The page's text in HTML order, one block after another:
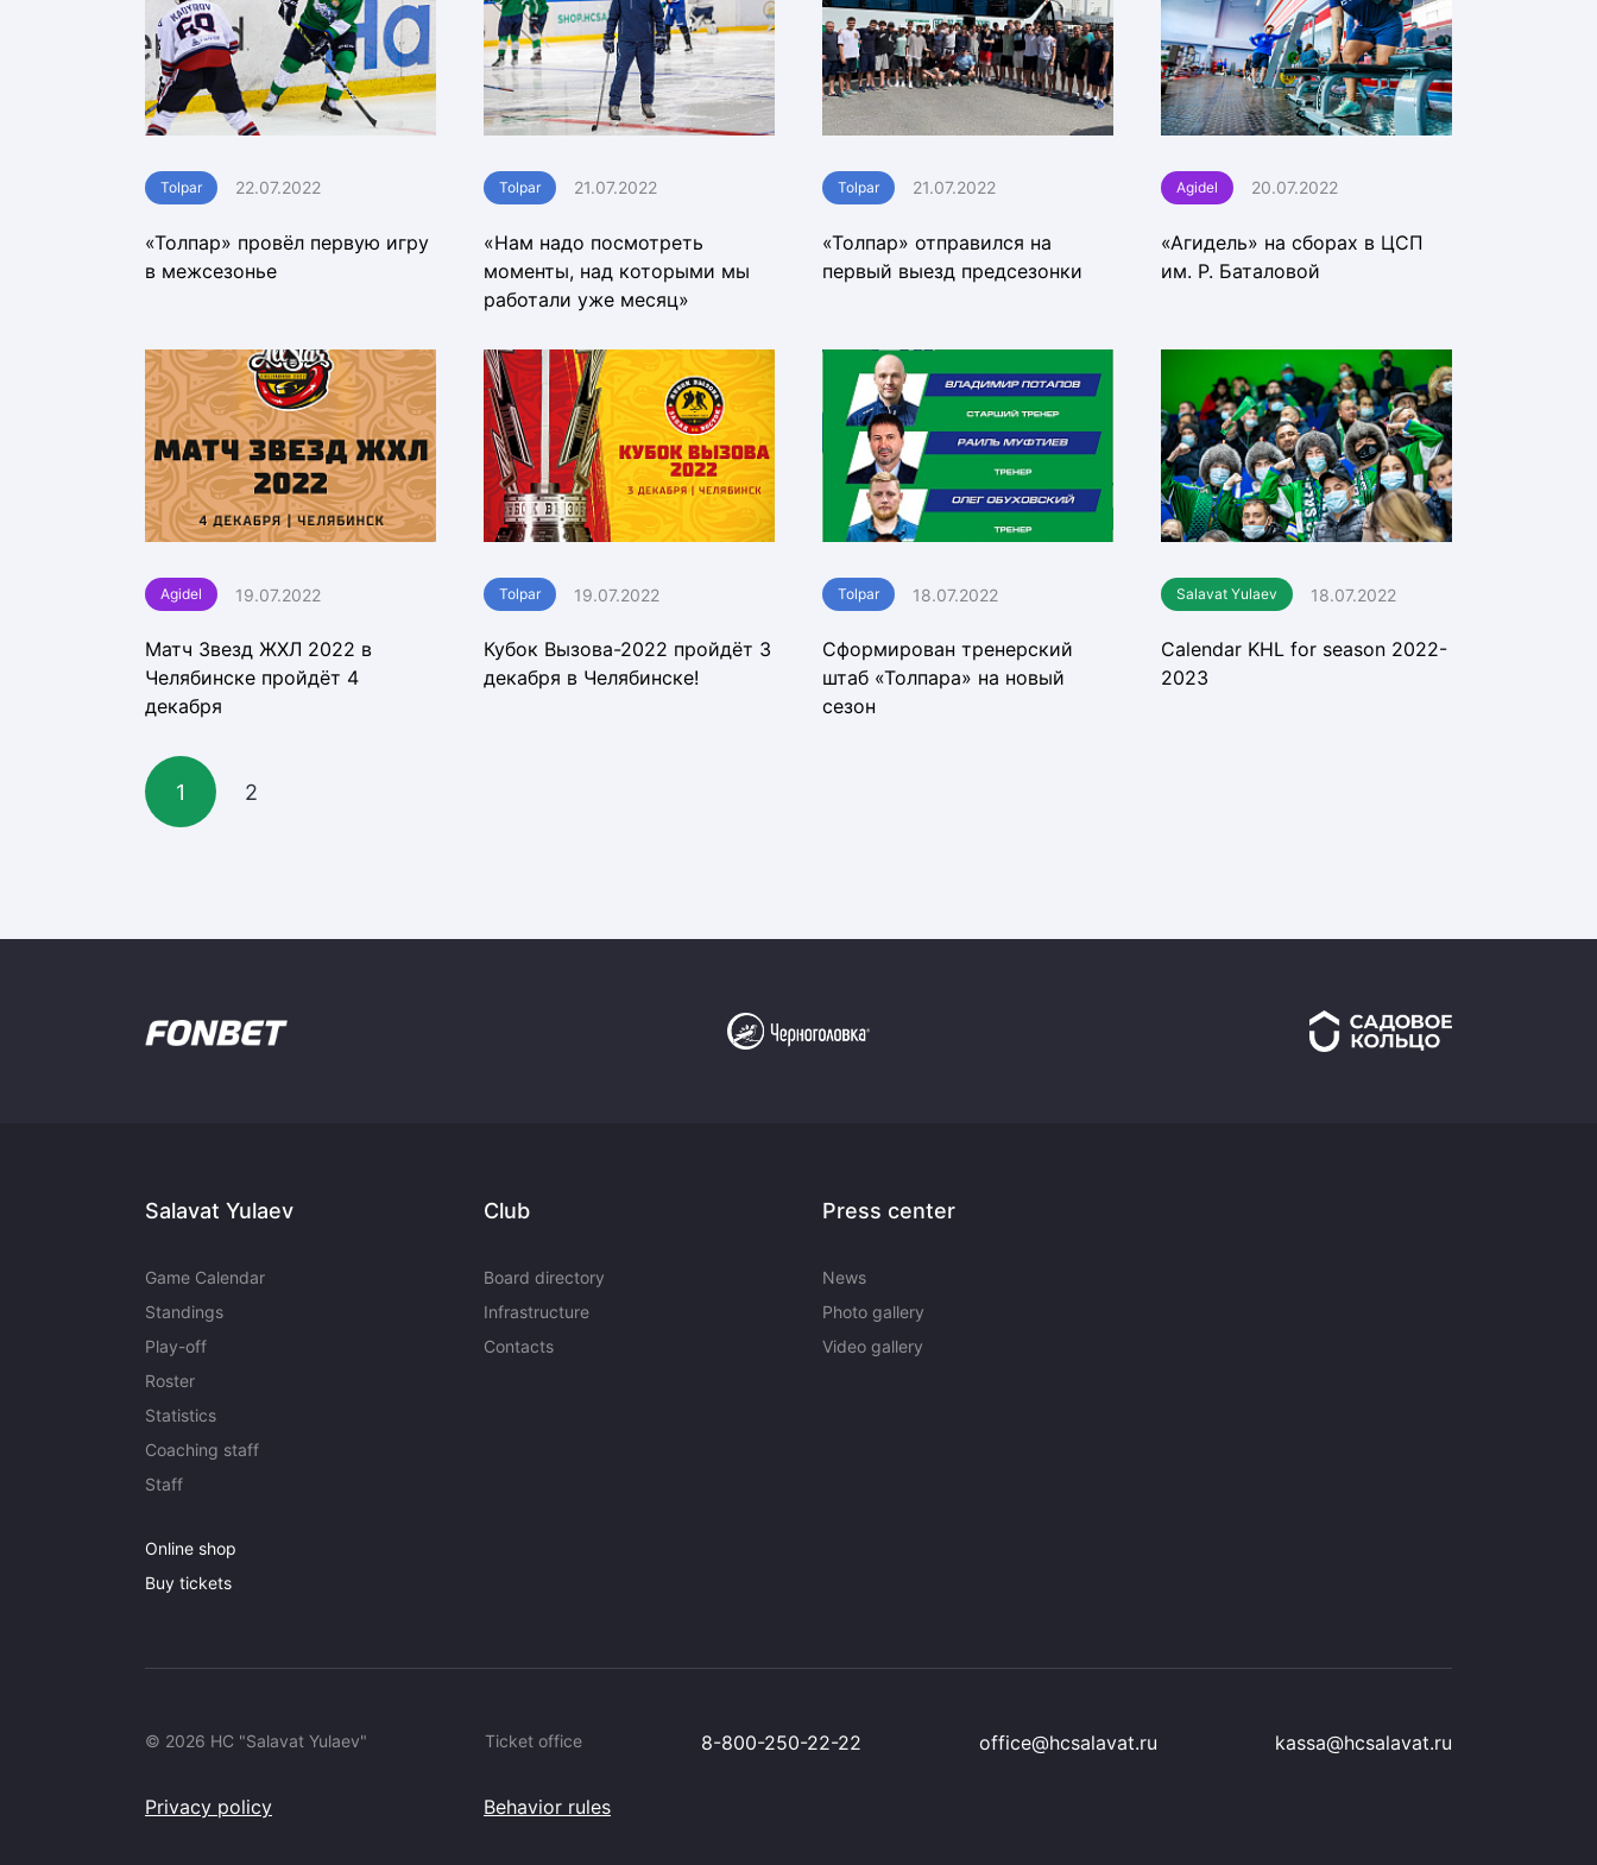
Tolpar 22.07.2022
«Толпар» провёл первую игру
в межсезонье
Tolpar 21.07.2022
«Нам надо посмотреть
моменты, над которыми мы
работали уже месяц»
Tolpar 21.07.2022
«Толпар» отправился на
первый выезд предсезонки
Agidel 20.07.2022
«Агидель» на сборах в ЦСП
им. Р. Баталовой
Agidel 19.07.2022
Матч Звезд ЖХЛ 2022 в
Челябинске пройдёт 4
декабря
Tolpar 19.07.2022
Кубок Вызова-2022 пройдёт 3
декабря в Челябинске!
Tolpar 18.07.2022
Сформирован тренерский
штаб «Толпара» на новый
сезон
Salavat Yulaev 18.07.2022
Calendar KHL for season 2022-
2023
1 2
Salavat Yulaev
Game Calendar
Standings
Play-off
Roster
Statistics
Coaching staff
Staff
Club
Board directory
Infrastructure
Contacts
Press center
News
Photo gallery
Video gallery
Online shop
Buy tickets
© 2026 HC "Salavat Yulaev" Ticket office 8-800-250-22-22 office@hcsalavat.ru kassa@hcsalavat.ru
Privacy policy Behavior rules